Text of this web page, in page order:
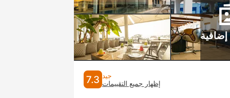
جيد
إظهار جميع التقييمات 7.3